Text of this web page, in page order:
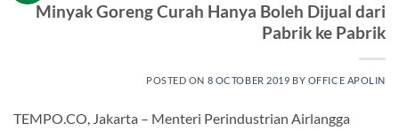
Minyak Goreng Curah Hanya Boleh Dijual dari
Pabrik ke Pabrik
POSTED ON 8 OCTOBER 2019 BY OFFICE APOLIN
TEMPO.CO, Jakarta – Menteri Perindustrian Airlangga